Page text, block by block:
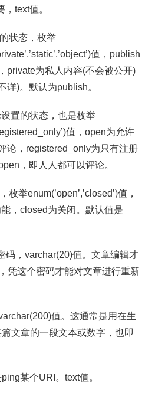
text值。
状态，枚举
值，publish
private为私人内容(不会被公开)
详)。默认为publish。
置的状态，也是枚举
值，open为允许
论，registered_only为只有注册
，即人人都可以评论。
举enum(’open’,’closed’)值，
，closed为关闭。默认值是
码，varchar(20)值。文章编辑才
凭这个密码才能对文章进行重新
值。这通常是用在生
文章的一段文本或数字，也即
某个URI。text值。